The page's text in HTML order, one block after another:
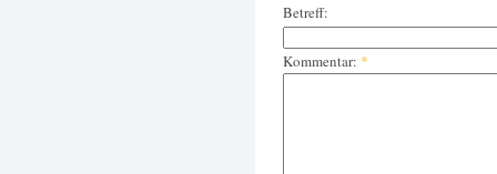
Betreff:
Kommentar: *